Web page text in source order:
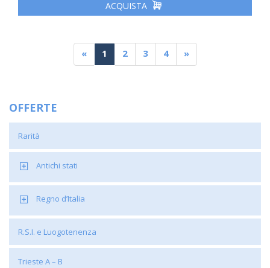
OFFERTE
Rarità
Antichi stati
Regno d’Italia
R.S.I. e Luogotenenza
Trieste A – B
ACQUISTA
« 1 2 3 4 »